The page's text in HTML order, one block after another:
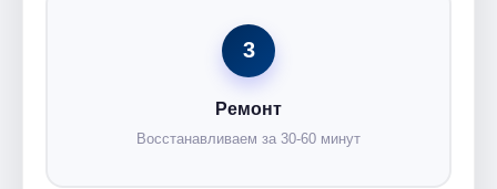
3
Ремонт
Восстанавливаем за 30-60 минут